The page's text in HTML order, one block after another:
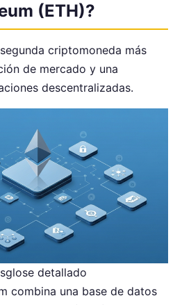
(ETH)?
criptomoneda más
de mercado y una
descentralizadas.
detallado
combina una base de datos